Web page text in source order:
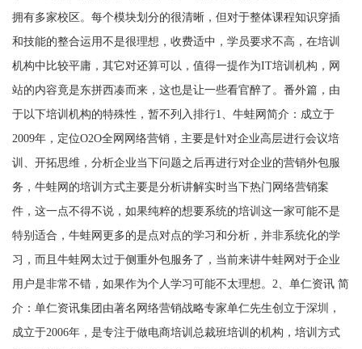
拥有多家校区。每个模块划分的很清晰，但对于整体课程知识穿插
和技能的整合运用不是很理想，收费适中，学员要求不高，在培训
机构中比较平庸，其它对还算可以，值得一提作为IT培训机构，网
站的内容竟是东拼西凑而来，这也是让一些看官醉了。番外篇，由
于以下培训机构的特殊性，暂不列入排行1、牛蛙网简介：成立于
2009年，定位O2O全网网络营销，主要是针对企业高层进行会议培
训、开拓思维，分析企业当下问题之后再进行对企业的营销外包服
务，牛蛙网的培训方式主要是分析讲解实时当下热门网络营销案
件，这一点不得不说，如果纯粹的想要系统的培训这一家可能不是
特别适合，牛蛙网更多的是点对点的学习和分析，并非系统化的学
习，而且牛蛙网太过于侧重外包服务了，当前来讲牛蛙网对于企业
用户是非常不错，如果作为个人学习可能不太理想。2、单仁资讯 简
介：单仁资讯集团由著名网络营销战略专家单仁先生创立于深圳，
成立于2006年，是专注于做电商培训总裁班培训的机构，培训方式